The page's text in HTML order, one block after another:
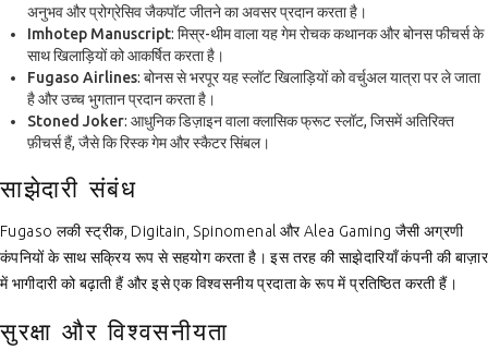
अनुभव और प्रोग्रेसिव जैकपॉट जीतने का अवसर प्रदान करता है।
Imhotep Manuscript: मिस्र-थीम वाला यह गेम रोचक कथानक और बोनस फीचर्स के
साथ खिलाड़ियों को आकर्षित करता है।
Fugaso Airlines: बोनस से भरपूर यह स्लॉट खिलाड़ियों को वर्चुअल यात्रा पर ले जाता
है और उच्च भुगतान प्रदान करता है।
Stoned Joker: आधुनिक डिज़ाइन वाला क्लासिक फ्रूट स्लॉट, जिसमें अतिरिक्त
फ़ीचर्स हैं, जैसे कि रिस्क गेम और स्कैटर सिंबल।
साझेदारी संबंध
Fugaso लकी स्ट्रीक, Digitain, Spinomenal और Alea Gaming जैसी अग्रणी
कंपनियों के साथ सक्रिय रूप से सहयोग करता है। इस तरह की साझेदारियाँ कंपनी की बाज़ार
में भागीदारी को बढ़ाती हैं और इसे एक विश्वसनीय प्रदाता के रूप में प्रतिष्ठित करती हैं।
सुरक्षा और विश्वसनीयता